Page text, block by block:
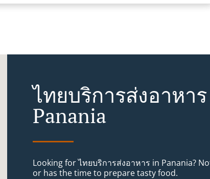
ไทยบริการส่งอาหา
Panania
Looking for ไทยบริการส่งอาหาร in Panania?
or has the time to prepare tasty food.